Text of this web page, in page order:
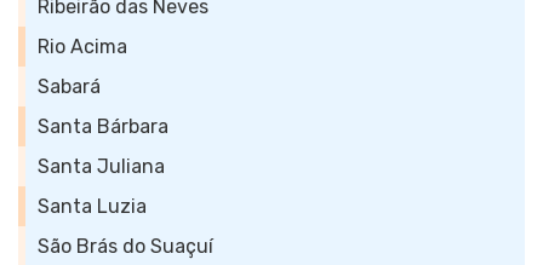
Ribeirão das Neves
Rio Acima
Sabará
Santa Bárbara
Santa Juliana
Santa Luzia
São Brás do Suaçuí